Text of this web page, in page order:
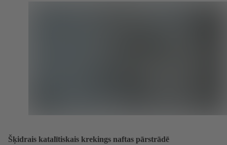
Šķidrais katalītiskais krekings naftas pārstrādē